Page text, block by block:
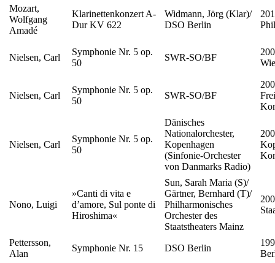
Mozart,
Wolfgang
Amadé
Klarinettenkonzert A-
Dur KV 622
Widmann, Jörg (Klar)/
DSO Berlin
Nielsen, Carl
Symphonie Nr. 5 op.
50
SWR-SO/BF
Nielsen, Carl
Symphonie Nr. 5 op.
50
SWR-SO/BF
Nielsen, Carl
Symphonie Nr. 5 op.
50
Dänisches
Nationalorchester,
Kopenhagen
(Sinfonie-Orchester
von Danmarks Radio)
Nono, Luigi
»Canti di vita e
d’amore, Sul ponte di
Hiroshima«
Sun, Sarah Maria (S)/
Gärtner, Bernhard (T)/
Philharmonisches
Orchester des
Staatstheaters Mainz
Pettersson,
Alan
Symphonie Nr. 15 DSO Berlin